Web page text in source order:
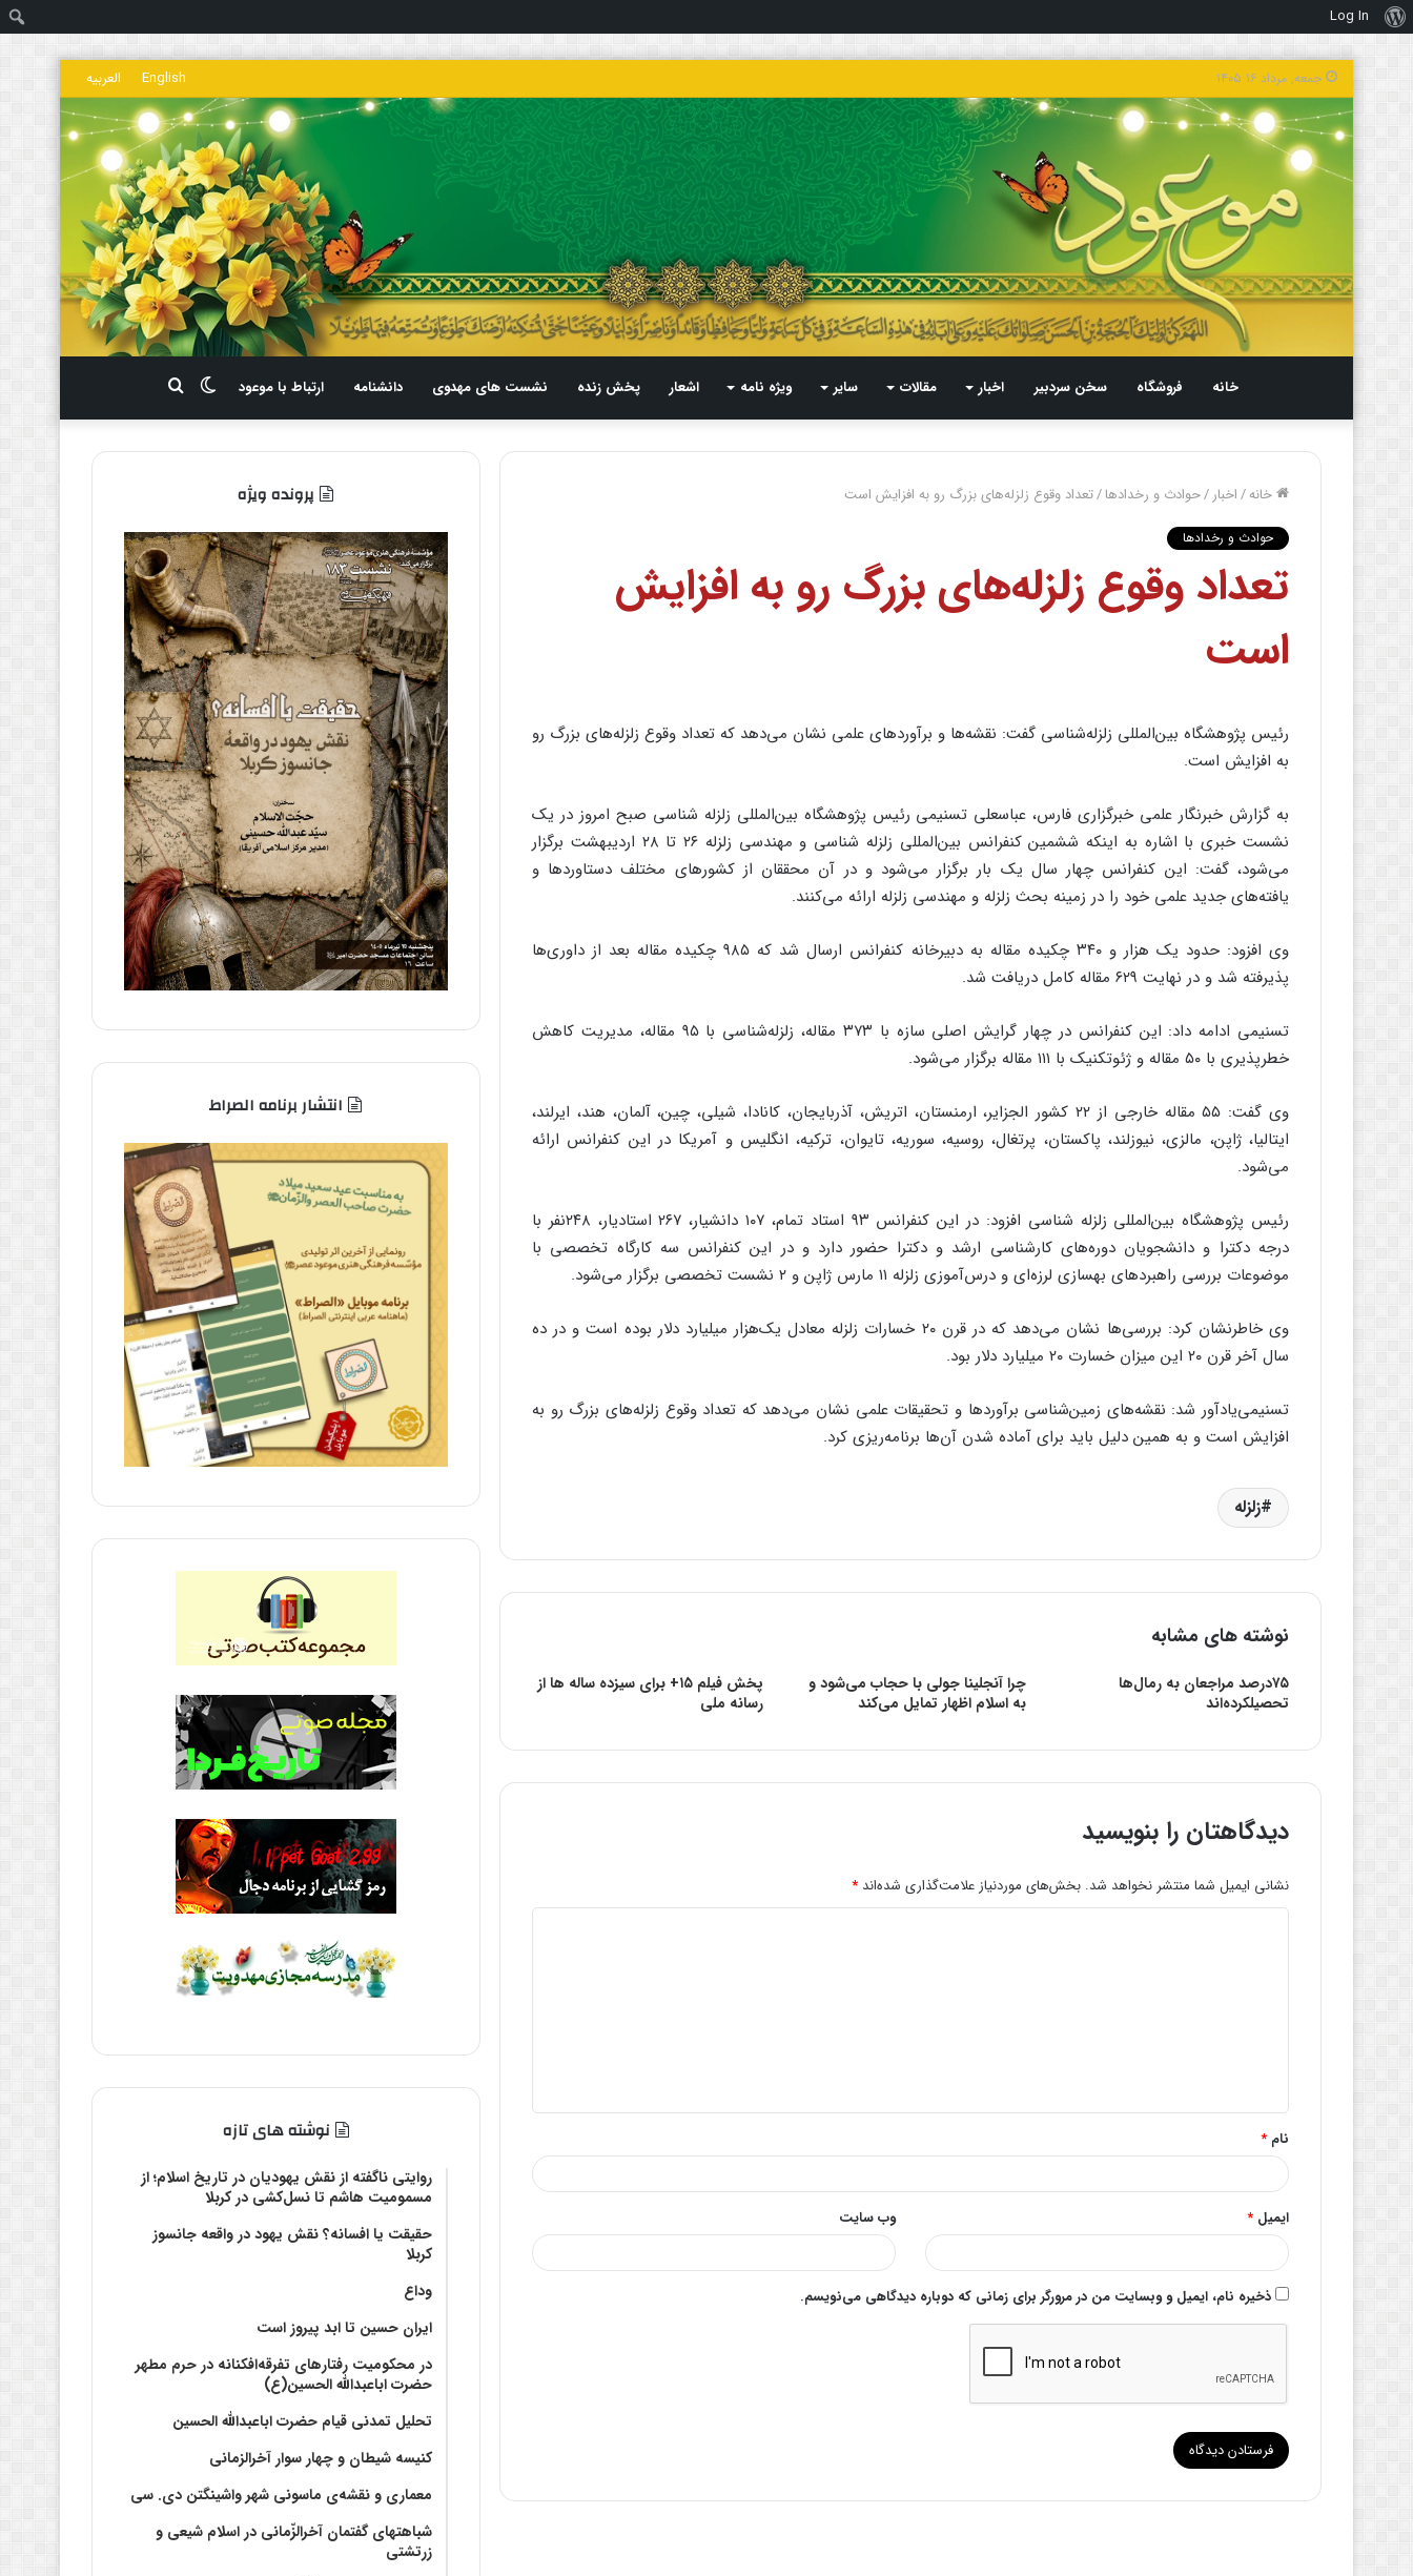
درباره
وردپرس
Log In
جمعه, مرداد ۱۶ ۱۴۰۵ English العربیه
خانه فروشگاه سخن سردبیر اخبار مقالات سایر ویژه نامه اشعار پخش زنده نشست های مهدوی دانشنامه ارتباط با موعود
برای
تغییر
پوسته
خانه/اخبار /حوادث و رخدادها/تعداد وقوع زلزله‌های بزرگ رو به افزایش است
حوادث و رخدادها
تعداد وقوع زلزله‌های بزرگ رو به افزایش
است
رئیس پژوهشگاه بین‌المللی زلزله‌شناسی گفت: نقشه‌ها و برآوردهای علمی نشان می‌دهد که تعداد وقوع زلزله‌های بزرگ رو
به افزایش است.
به گزارش خبرنگار علمی خبرگزاری فارس، عباسعلی تسنیمی رئیس پژوهشگاه بین‌المللی زلزله شناسی صبح امروز در یک
نشست خبری با اشاره به اینکه ششمین کنفرانس بین‌المللی زلزله شناسی و مهندسی زلزله ۲۶ تا ۲۸ اردیبهشت برگزار
می‌شود، گفت: این کنفرانس چهار سال یک بار برگزار می‌شود و در آن محققان از کشورهای مختلف دستاوردها و
یافته‌های جدید علمی خود را در زمینه بحث زلزله و مهندسی زلزله ارائه می‌کنند.
وی افزود: حدود یک هزار و ۳۴۰ چکیده مقاله به دبیرخانه کنفرانس ارسال شد که ۹۸۵ چکیده مقاله بعد از داوری‌ها
پذیرفته شد و در نهایت ۶۲۹ مقاله کامل دریافت شد.
تسنیمی ادامه داد: این کنفرانس در چهار گرایش اصلی سازه با ۳۷۳ مقاله، زلزله‌شناسی با ۹۵ مقاله، مدیریت کاهش
خطرپذیری با ۵۰ مقاله و ژئوتکنیک با ۱۱۱ مقاله برگزار می‌شود.
وی گفت: ۵۵ مقاله خارجی از ۲۲ کشور الجزایر، ارمنستان، اتریش، آذربایجان، کانادا، شیلی، چین، آلمان، هند، ایرلند،
ایتالیا، ژاپن، مالزی، نیوزلند، پاکستان، پرتغال، روسیه، سوریه، تایوان، ترکیه، انگلیس و آمریکا در این کنفرانس ارائه
می‌شود.
رئیس پژوهشگاه بین‌المللی زلزله شناسی افزود: در این کنفرانس ۹۳ استاد تمام، ۱۰۷ دانشیار، ۲۶۷ استادیار، ۲۴۸نفر با
درجه دکترا و دانشجویان دوره‌های کارشناسی ارشد و دکترا حضور دارد و در این کنفرانس سه کارگاه تخصصی با
موضوعات بررسی راهبردهای بهسازی لرزه‌ای و درس‌‌آموزی زلزله ۱۱ مارس ژاپن و ۲ نشست تخصصی برگزار می‌شود.
وی خاطرنشان کرد: بررسی‌ها نشان می‌دهد که در قرن ۲۰ خسارات زلزله معادل یک‌هزار میلیارد دلار بوده است و در ده
سال آخر قرن ۲۰ این میزان خسارت ۲۰ میلیارد دلار بود.
تسنیمی‌یادآور شد: نقشه‌های زمین‌شناسی برآوردها و تحقیقات علمی نشان می‌دهد که تعداد وقوع زلزله‌های بزرگ رو به
افزایش است و به همین دلیل باید برای آماده شدن آن‌ها برنامه‌ریزی کرد.
زلزله
نوشته های مشابه
۷۵درصد مراجعان به رمال‌ها
تحصیلکرده‌اند
چرا آنجلینا جولی با حجاب می‌شود و
به اسلام اظهار تمایل می‌کند
پخش فیلم ۱۵+ برای سیزده ساله ها از
رسانه ملی
دیدگاهتان را بنویسید
نشانی ایمیل شما منتشر نخواهد شد. بخش‌های موردنیاز علامت‌گذاری شده‌اند *
*
نام *
ایمیل * وب‌ سایت
ذخیره نام، ایمیل و وبسایت من در مرورگر برای زمانی که دوباره دیدگاهی می‌نویسم.
پرونده ویژه
انتشار برنامه الصراط
نوشته های تازه
روایتی ناگفته از نقش یهودیان در تاریخ اسلام؛ از
مسمومیت هاشم تا نسل‌کشی در کربلا
حقیقت یا افسانه؟‌ نقش یهود در واقعه جانسوز
کربلا
وداع
ایران حسین تا ابد پیروز است
در محکومیت رفتارهای تفرقه‌افکنانه در حرم مطهر
حضرت اباعبدالله الحسین(ع)
تحلیل تمدنی قیام حضرت اباعبدالله الحسین
کنیسه شیطان و چهار سوار آخرالزمانی
معماری و نقشه‌ی ماسونی شهر واشينگتن دی. سی
شباهتهای گفتمان آخر‌الزّمانی در اسلام شیعی و
زرتشتی